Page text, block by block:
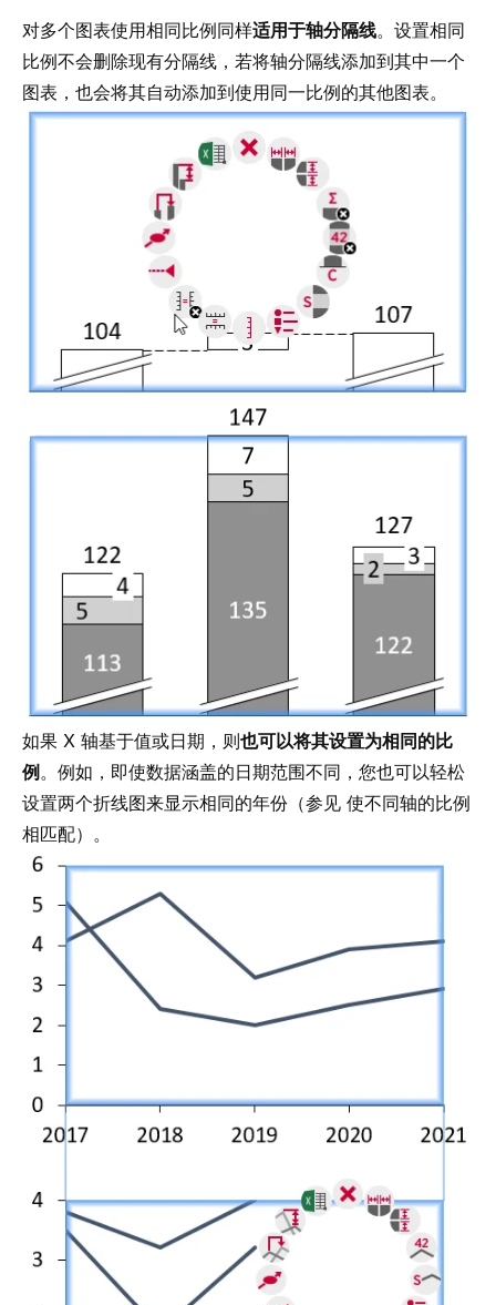
对多个图表使用相同比例同样适用于轴分隔线。设置相同
比例不会删除现有分隔线，若将轴分隔线添加到其中一个
图表，也会将其自动添加到使用同一比例的其他图表。
如果 X 轴基于值或日期，则也可以将其设置为相同的比
例 。例如，即使数据涵盖的日期范围不同，您也可以轻松
设置两个折线图来显示相同的年份（参见 使不同轴的比例
相匹配）。